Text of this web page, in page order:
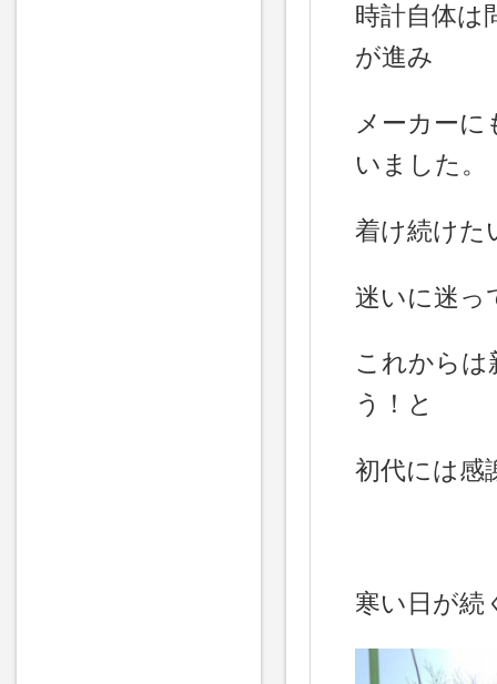
時計自体は
が進み
メーカー
いました。
着け続けた
迷いに迷っ
これからは
う！と
初代には感
寒い日が続